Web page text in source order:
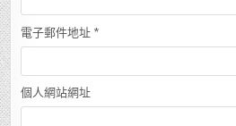
電子郵件地址 *
個人網站網址